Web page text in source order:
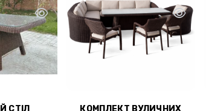
СТІЛ
КОМПЛЕКТ ВУЛИЧНИХ